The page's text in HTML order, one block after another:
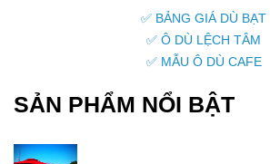
✅ BẢNG GIÁ DÙ BẠT
✅ Ô DÙ LỆCH TÂM
✅ MẪU Ô DÙ CAFE
SẢN PHẨM NỔI BẬT